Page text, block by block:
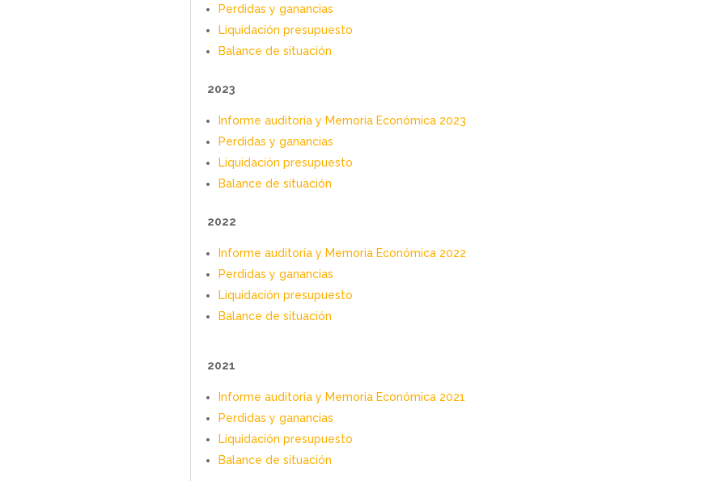
Perdidas y ganancias
Liquidación presupuesto
Balance de situación
2023
Informe auditoría y Memoria Económica 2023
Perdidas y ganancias
Liquidación presupuesto
Balance de situación
2022
Informe auditoría y Memoria Económica 2022
Perdidas y ganancias
Liquidación presupuesto
Balance de situación
2021
Informe auditoría y Memoria Económica 2021
Perdidas y ganancias
Liquidación presupuesto
Balance de situación